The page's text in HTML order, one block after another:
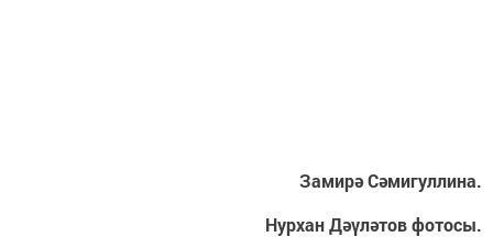
Замирә Сәмигуллина.
Нурхан Дәүләтов фотосы.